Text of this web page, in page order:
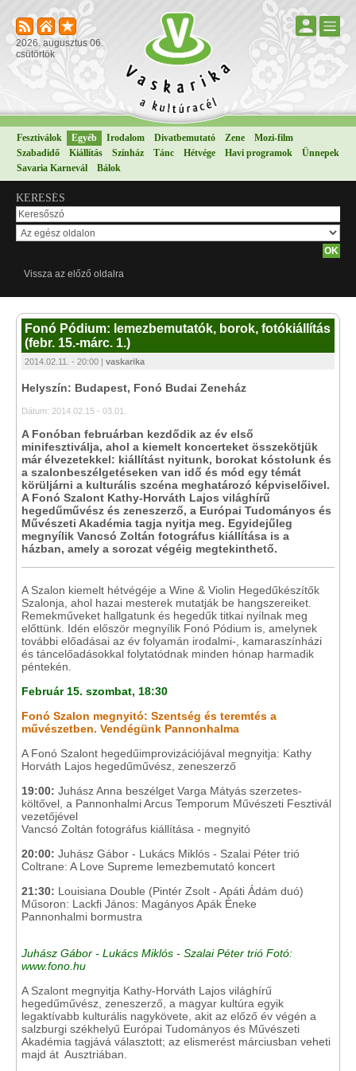
2026. augusztus 06.
csütörtök
Fesztiválok Egyéb Irodalom Divatbemutató Zene
Mozi-film
Szabadidő
Kiállítás Színház Tánc Hétvége Havi programok
Ünnepek
Savaria Karnevál
Bálok
KERESÉS
Vissza az előző oldalra
Fonó Pódium: lemezbemutatók, borok, fotókiállítás
(febr. 15.-márc. 1.)
2014.02.11. - 20:00 | vaskarika
Helyszín: Budapest, Fonó Budai Zeneház
Dátum: 2014.02.15 - 03.01.
A Fonóban februárban kezdődik az év első
minifesztiválja, ahol a kiemelt koncerteket összekötjük
már élvezetekkel: kiállítást nyitunk, borokat kóstolunk és
a szalonbeszélgetéseken van idő és mód egy témát
körüljárni a kulturális szcéna meghatározó képviselőivel.
A Fonó Szalont Kathy-Horváth Lajos világhírű
hegedűművész és zeneszerző, a Európai Tudományos és
Művészeti Akadémia tagja nyitja meg. Egyidejűleg
megnyílik Vancsó Zoltán fotográfus kiállítása is a
házban, amely a sorozat végéig megtekinthető.
A Szalon kiemelt hétvégéje a Wine & Violin Hegedűkészítők
Szalonja, ahol hazai mesterek mutatják be hangszereiket.
Remekműveket hallgatunk és hegedűk titkai nyílnak meg
előttünk. Idén először megnyílik Fonó Pódium is, amelynek
további előadásai az év folyamán irodalmi-, kamaraszínházi
és táncelőadásokkal folytatódnak minden hónap harmadik
péntekén.
Február 15. szombat, 18:30
Fonó Szalon megnyitó: Szentség és teremtés a
művészetben. Vendégünk Pannonhalma
A Fonó Szalont hegedűimprovizációjával megnyitja: Kathy
Horváth Lajos hegedűművész, zeneszerző
19:00: Juhász Anna beszélget Varga Mátyás szerzetes-
költővel, a Pannonhalmi Arcus Temporum Művészeti Fesztivál
vezetőjével
Vancsó Zoltán fotográfus kiállítása - megnyitó
20:00: Juhász Gábor - Lukács Miklós - Szalai Péter trió
Coltrane: A Love Supreme lemezbemutató koncert
21:30: Louisiana Double (Pintér Zsolt - Apáti Ádám duó)
Műsoron: Lackfi János: Magányos Apák Éneke
Pannonhalmi bormustra
Juhász Gábor - Lukács Miklós - Szalai Péter trió Fotó:
www.fono.hu
A Szalont megnyitja Kathy-Horváth Lajos világhírű
hegedűművész, zeneszerző, a magyar kultúra egyik
legaktívabb kulturális nagykövete, akit az előző év végén a
salzburgi székhelyű Európai Tudományos és Művészeti
Akadémia tagjává választott; az elismerést márciusban veheti
majd át Ausztriában.